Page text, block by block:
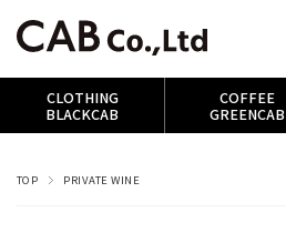
CLOTHING
BLACKCAB
COFFEE
GREENCAB
TOP PRIVATE WINE